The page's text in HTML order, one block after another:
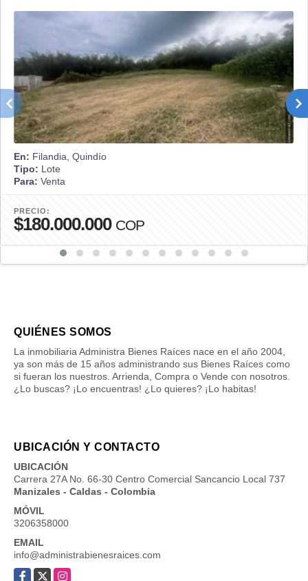
En: Filandia, Quindío
Tipo: Lote
Para: Venta
PRECIO:
$180.000.000 COP
QUIÉNES SOMOS
La inmobiliaria Administra Bienes Raíces nace en el año 2004,
ya son más de 15 años administrando sus Bienes Raíces como
si fueran los nuestros. Arrienda, Compra o Vende con nosotros.
¿Lo buscas? ¡Lo encuentras! ¿Lo quieres? ¡Lo habitas!
UBICACIÓN Y CONTACTO
UBICACIÓN
Carrera 27A No. 66-30 Centro Comercial Sancancio Local 737
Manizales - Caldas - Colombia
MÓVIL
3206358000
EMAIL
info@administrabienesraices.com
Facebook
X Instagram